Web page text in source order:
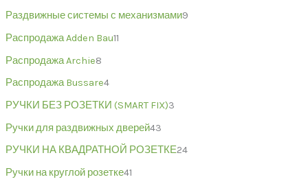
Раздвижные системы с механизмами9
Распродажа Adden Bau11
Распродажа Archie8
Распродажа Bussare4
РУЧКИ БЕЗ РОЗЕТКИ (SMART FIX)3
Ручки для раздвижных дверей43
РУЧКИ НА КВАДРАТНОЙ РОЗЕТКЕ24
Ручки на круглой розетке41